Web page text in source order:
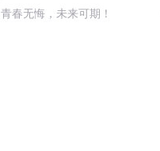
青春无悔，未来可期！